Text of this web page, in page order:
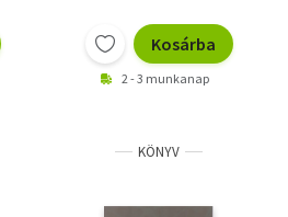
Kosárba
2 - 3 munkanap
KÖNYV